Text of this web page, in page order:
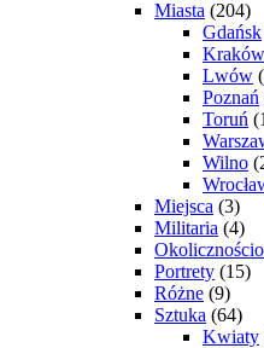
Miasta (204)
Gdańsk
Kraków
Lwów
Poznań
Toruń
Wilno
Miejsca (3)
Militaria (4)
Portrety (15)
Różne (9)
Sztuka (64)
Kwiaty